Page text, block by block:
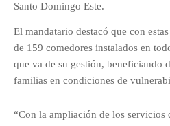
Santo Domingo Este.
El mandatario destacó que con
de 159 comedores instalados en
que va de su gestión, beneficiando
familias en condiciones de
“Con la ampliación de los servicios